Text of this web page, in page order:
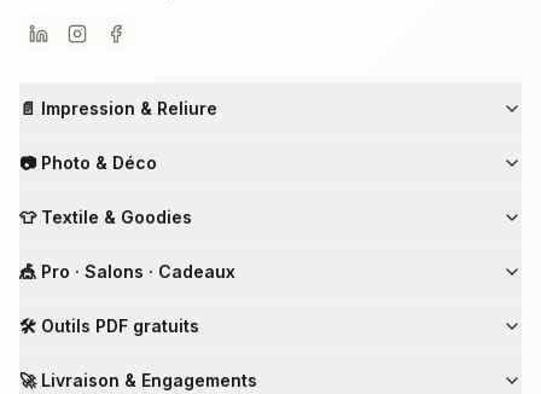
📄 Impression & Reliure
📷 Photo & Déco
👕 Textile & Goodies
🎪 Pro · Salons · Cadeaux
🛠 Outils PDF gratuits
🚀 Livraison & Engagements